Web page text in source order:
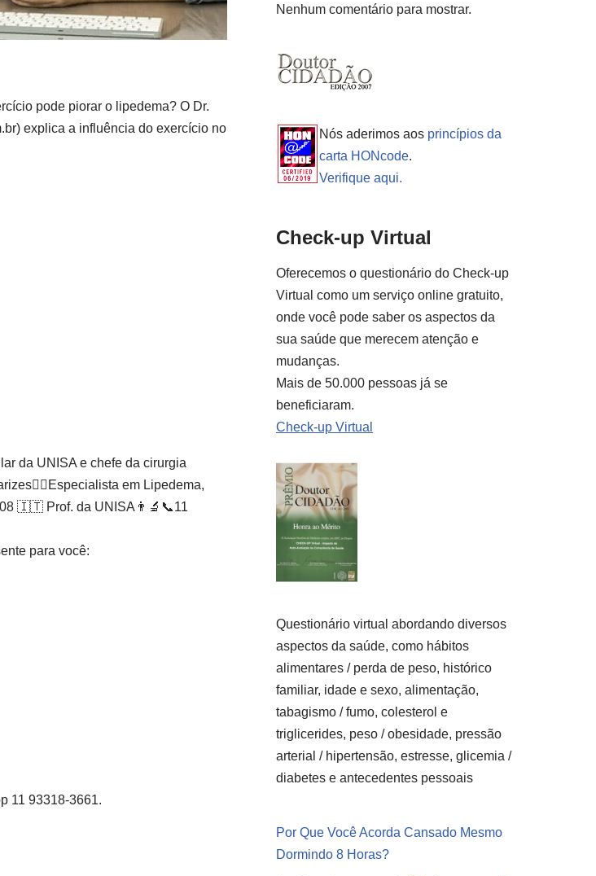
pode piorar o lipedema? O Dr.
explica a influência do exercício no
da UNISA e chefe da cirurgia
em Lipedema,
🇮🇹 Prof. da UNISA👨‍🔬📞11
para você:
11 93318-3661.
Nenhum comentário para mostrar.
Nós aderimos aos princípios da
carta HONcode.
Verifique aqui.
Check-up Virtual
Oferecemos o questionário do Check-up
Virtual como um serviço online gratuito,
onde você pode saber os aspectos da
sua saúde que merecem atenção e
mudanças.
Mais de 50.000 pessoas já se
beneficiaram.
Check-up Virtual
Questionário virtual abordando diversos
aspectos da saúde, como hábitos
alimentares / perda de peso, histórico
familiar, idade e sexo, alimentação,
tabagismo / fumo, colesterol e
triglicerides, peso / obesidade, pressão
arterial / hipertensão, estresse, glicemia /
diabetes e antecedentes pessoais
Por Que Você Acorda Cansado Mesmo
Dormindo 8 Horas?